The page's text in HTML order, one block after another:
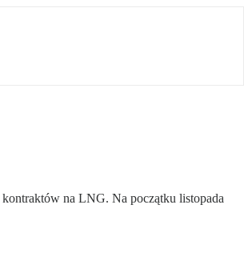
na LNG. Na początku listopada